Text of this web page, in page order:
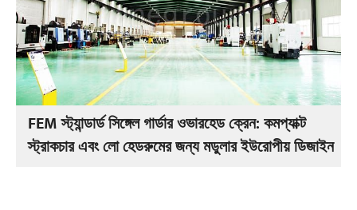
FEM স্ট্যান্ডার্ড সিঙ্গেল গার্ডার ওভারহেড ক্রেন: কমপ্যাক্ট
স্ট্রাকচার এবং লো হেডরুমের জন্য মডুলার ইউরোপীয় ডিজাইন